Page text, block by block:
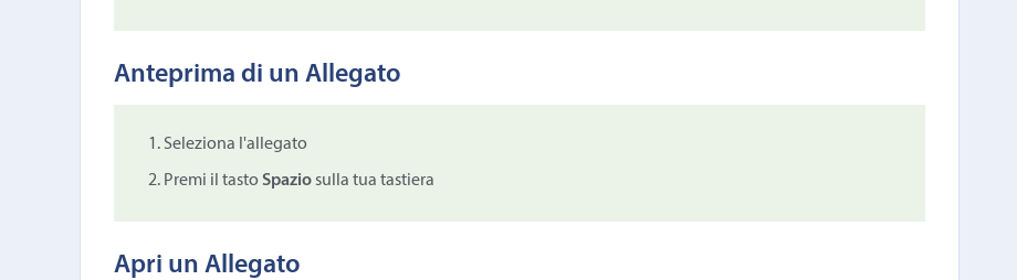
Anteprima di un Allegato
Seleziona l'allegato
Premi il tasto Spaziosulla tua tastiera
Apri un Allegato